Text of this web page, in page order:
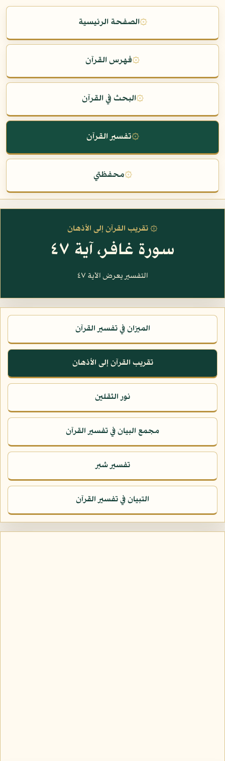
۞الصفحة الرئيسية
۞فهرس القرآن
۞البحث في القرآن
۞تفسير القرآن
۞محفظتي
۞ تقريب القرآن إلى الأذهان
سورة غافر، آية ٤٧
التفسير يعرض الآية ٤٧
الميزان في تفسير القرآن
تقريب القرآن إلى الأذهان
نور الثقلين
مجمع البيان في تفسير القرآن
تفسير شبر
التبيان في تفسير القرآن